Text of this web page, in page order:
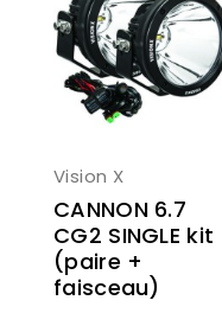
Vision X
CANNON 6.7
CG2 SINGLE kit
(paire +
faisceau)